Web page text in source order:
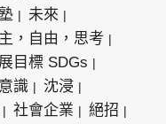
未來
，自由，思考
目標 SDGs
識
沈浸
社會企業
絕招